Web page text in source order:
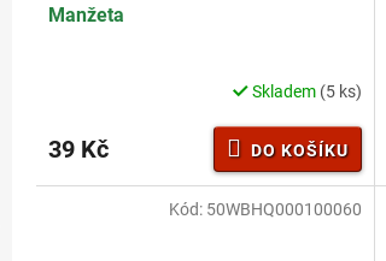
Manžeta
Skladem (5 ks)
39 Kč DO KOŠÍKU
Kód: 50WBHQ000100060